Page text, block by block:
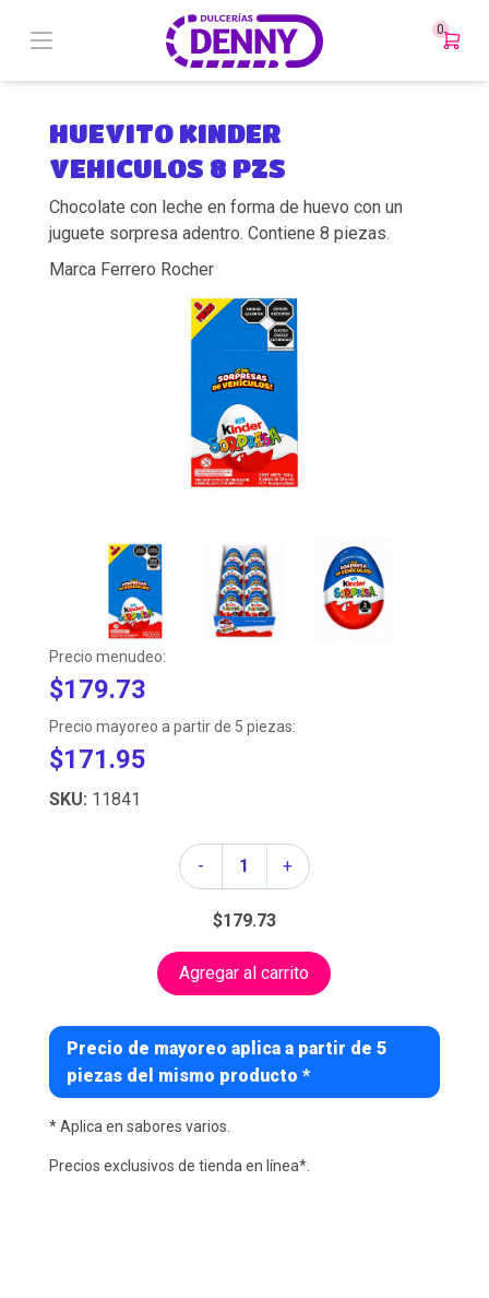
0
HUEVITO KINDER
VEHICULOS 8 PZS
Chocolate con leche en forma de huevo con un
juguete sorpresa adentro. Contiene 8 piezas.
Marca Ferrero Rocher
Precio menudeo:
$179.73
Precio mayoreo a partir de 5 piezas:
$171.95
SKU: 11841
-
Cantidad +
$179.73
Agregar al carrito
Precio de mayoreo aplica a partir de 5
piezas del mismo producto *
* Aplica en sabores varios.
Precios exclusivos de tienda en línea*.